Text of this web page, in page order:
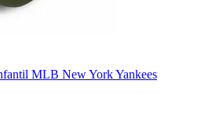
MLB New York Yankees